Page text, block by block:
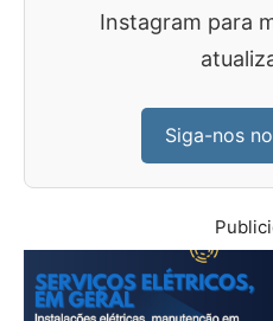
Instagram para
Siga-nos